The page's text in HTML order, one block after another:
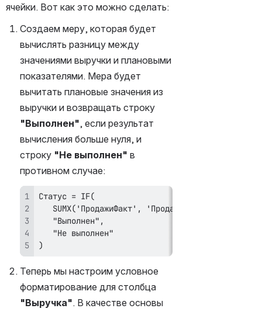
ячейки. Вот как это можно сделать:
Создаем меру, которая будет
вычислять разницу между
значениями выручки и плановыми
показателями. Мера будет
вычитать плановые значения из
"Выполнен", если результат
вычисления больше нуля, и
строку "Не выполнен" в
противном случае:
)
Теперь мы настроим условное
"Выручка". В качестве основы